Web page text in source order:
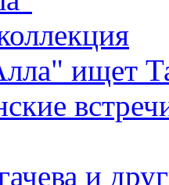
ищет
и